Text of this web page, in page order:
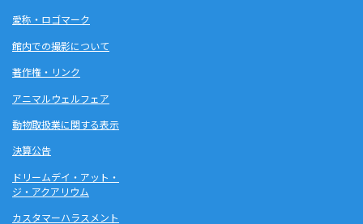
愛称・ロゴマーク
館内での撮影について
著作権・リンク
アニマルウェルフェア
動物取扱業に関する表示
決算公告
ドリームデイ・アット・
ジ・アクアリウム
カスタマーハラスメント